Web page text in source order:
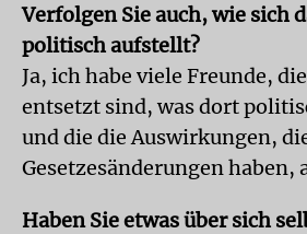
Verfolgen Sie auch, wie sich
politisch aufstellt?
Ja, ich habe viele Freunde,
entsetzt sind, was dort
und die die Auswirkungen,
Gesetzesänderungen haben,
Haben Sie etwas über sich